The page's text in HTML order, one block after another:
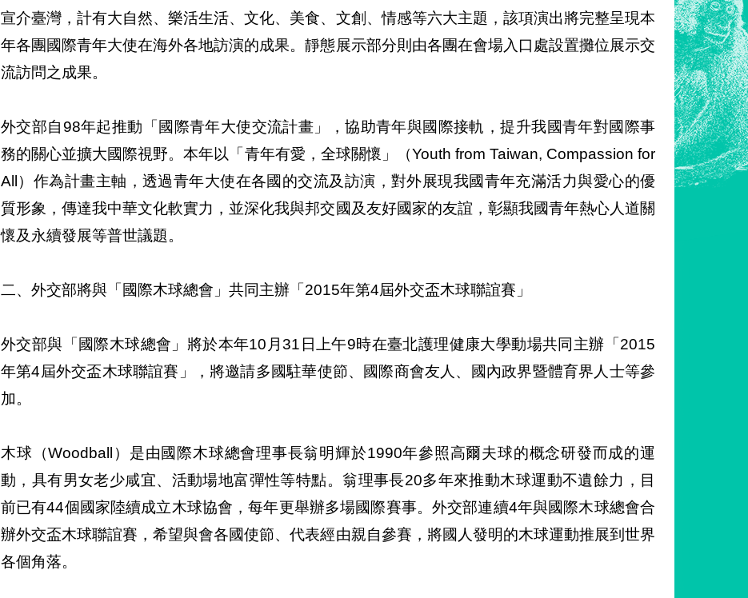
宣介臺灣，計有大自然、樂活生活、文化、美食、文創、情感等六大主題，該項演出將完整呈現本
年各團國際青年大使在海外各地訪演的成果。靜態展示部分則由各團在會場入口處設置攤位展示交
流訪問之成果。
外交部自98年起推動「國際青年大使交流計畫」，協助青年與國際接軌，提升我國青年對國際事
務的關心並擴大國際視野。本年以「青年有愛，全球關懷」（Youth from Taiwan, Compassion for
All）作為計畫主軸，透過青年大使在各國的交流及訪演，對外展現我國青年充滿活力與愛心的優
質形象，傳達我中華文化軟實力，並深化我與邦交國及友好國家的友誼，彰顯我國青年熱心人道關
懷及永續發展等普世議題。
二、外交部將與「國際木球總會」共同主辦「2015年第4屆外交盃木球聯誼賽」
外交部與「國際木球總會」將於本年10月31日上午9時在臺北護理健康大學動場共同主辦「2015
年第4屆外交盃木球聯誼賽」，將邀請多國駐華使節、國際商會友人、國內政界暨體育界人士等參
加。
木球（Woodball）是由國際木球總會理事長翁明輝於1990年參照高爾夫球的概念研發而成的運
動，具有男女老少咸宜、活動場地富彈性等特點。翁理事長20多年來推動木球運動不遺餘力，目
前已有44個國家陸續成立木球協會，每年更舉辦多場國際賽事。外交部連續4年與國際木球總會合
辦外交盃木球聯誼賽，希望與會各國使節、代表經由親自參賽，將國人發明的木球運動推展到世界
各個角落。